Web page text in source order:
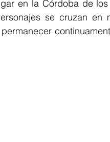
en la Córdoba de
se cruzan en